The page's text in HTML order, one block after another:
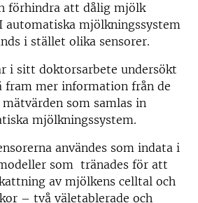
förhindra att dålig mjölk
automatiska mjölkningssystem
i stället olika sensorer.
i sitt doktorsarbete undersökt
fram mer information från de
som samlas in
mjölkningssystem.
användes som indata i
som tränades för att
av mjölkens celltal och
– två väletablerade och